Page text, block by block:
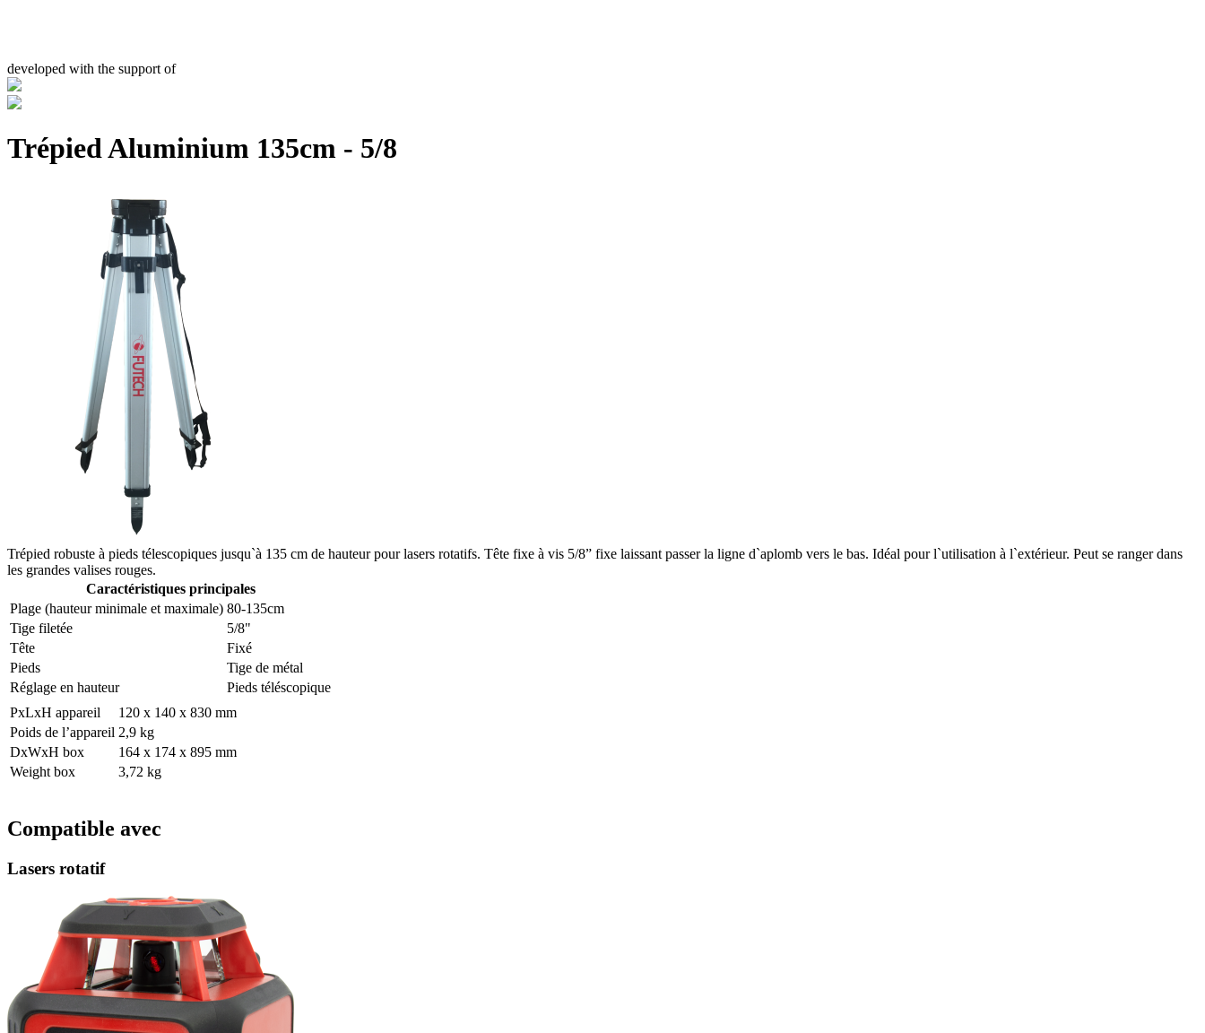
developed with the support of
Trépied Aluminium 135cm - 5/8
Trépied robuste à pieds télescopiques jusqu`à 135 cm de hauteur pour lasers rotatifs. Tête fixe à vis 5/8” fixe laissant passer la ligne d`aplomb vers le bas. Idéal pour l`utilisation à l`extérieur. Peut se ranger dans
les grandes valises rouges.
Caractéristiques principales
Plage (hauteur minimale et maximale) 80-135cm
Tige filetée
5/8"
Tête
Fixé
Pieds
Tige de métal
Réglage en hauteur
Pieds téléscopique
PxLxH appareil
120 x 140 x 830 mm
Poids de l’appareil 2,9 kg
DxWxH box
164 x 174 x 895 mm
Weight box
3,72 kg
Compatible avec
Lasers rotatif